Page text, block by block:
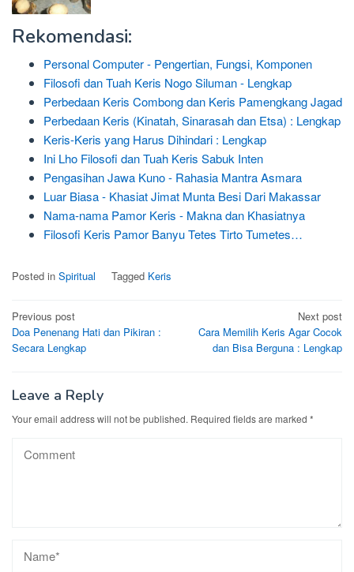
Rekomendasi:
Personal Computer - Pengertian, Fungsi, Komponen
Filosofi dan Tuah Keris Nogo Siluman - Lengkap
Perbedaan Keris Combong dan Keris Pamengkang Jagad
Perbedaan Keris (Kinatah, Sinarasah dan Etsa) : Lengkap
Keris-Keris yang Harus Dihindari : Lengkap
Ini Lho Filosofi dan Tuah Keris Sabuk Inten
Pengasihan Jawa Kuno - Rahasia Mantra Asmara
Luar Biasa - Khasiat Jimat Munta Besi Dari Makassar
Nama-nama Pamor Keris - Makna dan Khasiatnya
Filosofi Keris Pamor Banyu Tetes Tirto Tumetes…
Posted in Spiritual Tagged Keris
Post
navigation
Previous post
Doa Penenang Hati dan Pikiran :
Secara Lengkap
Next post
Cara Memilih Keris Agar Cocok
dan Bisa Berguna : Lengkap
Leave a Reply
Your email address will not be published. Required fields are marked *